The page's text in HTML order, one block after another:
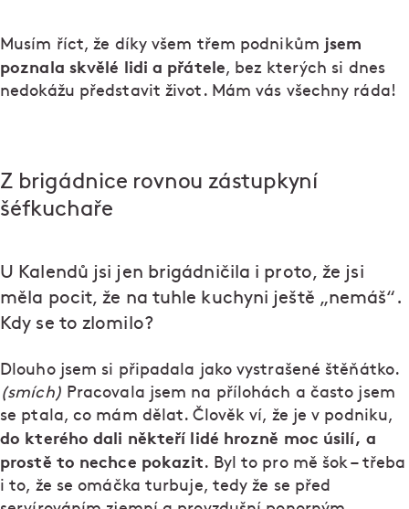
Musím říct, že díky všem třem podnikům jsem
poznala skvělé lidi a přátele, bez kterých si dnes
nedokážu představit život. Mám vás všechny ráda!
Z brigádnice rovnou zástupkyní
šéfkuchaře
U Kalendů jsi jen brigádničila i proto, že jsi
měla pocit, že na tuhle kuchyni ještě „nemáš“.
Kdy se to zlomilo?
Dlouho jsem si připadala jako vystrašené štěňátko.
(smích) Pracovala jsem na přílohách a často jsem
se ptala, co mám dělat. Člověk ví, že je v podniku,
do kterého dali někteří lidé hrozně moc úsilí, a
prostě to nechce pokazit. Byl to pro mě šok – třeba
i to, že se omáčka turbuje, tedy že se před